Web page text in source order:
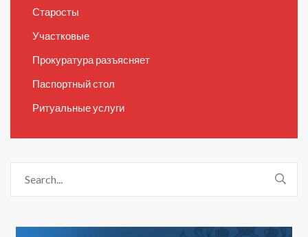
Старосты
Участковые
Прокуратура разъясняет
Паспортный стол
Ритуальные услуги